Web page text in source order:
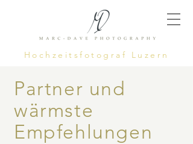
Hochzeitsfotograf Luzern
Partner und
wärmste
Empfehlungen